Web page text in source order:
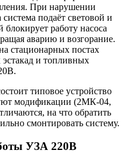
При нарушении
подаёт световой и
блокирует работу насоса
аварию и возгорание.
стационарных постах
и топливных
типовое устройство
модификации (2МК-04,
на что обратить
смонтировать систему.
УЗА 220В